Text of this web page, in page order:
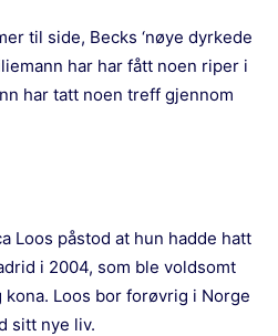
til side, Becks ‘nøye dyrkede
har har fått noen riper i
har tatt noen treff gjennom
Loos påstod at hun hadde hatt
i 2004, som ble voldsomt
Loos bor forøvrig i Norge
sitt nye liv.